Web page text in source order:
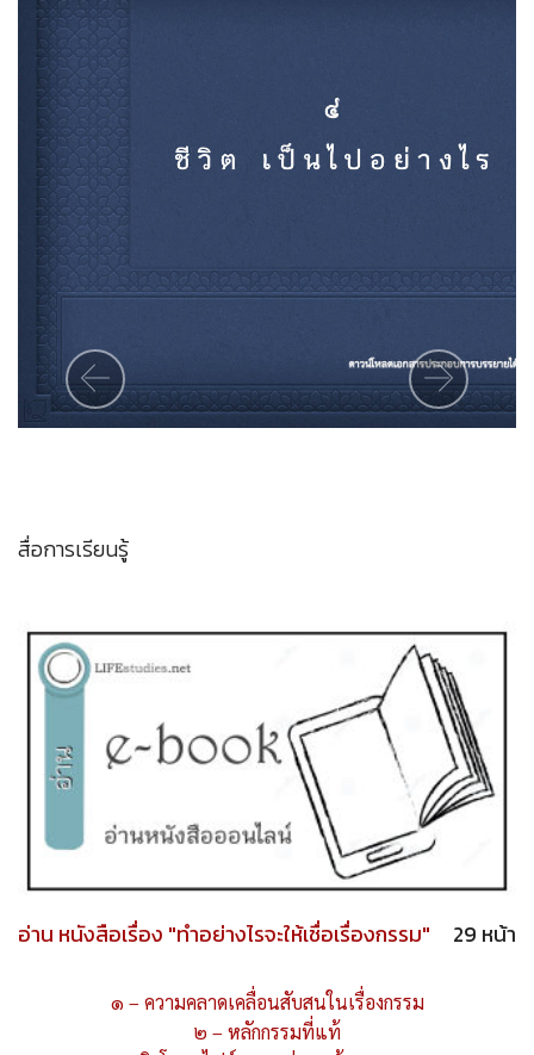
Previous Next
สื่อการเรียนรู้
อ่าน หนังสือเรื่อง "ทำอย่างไรจะให้เชื่อเรื่องกรรม" 29 หน้า
๑ – ความคลาดเคลื่อนสับสนในเรื่องกรรม
๒ – หลักกรรมที่แท้